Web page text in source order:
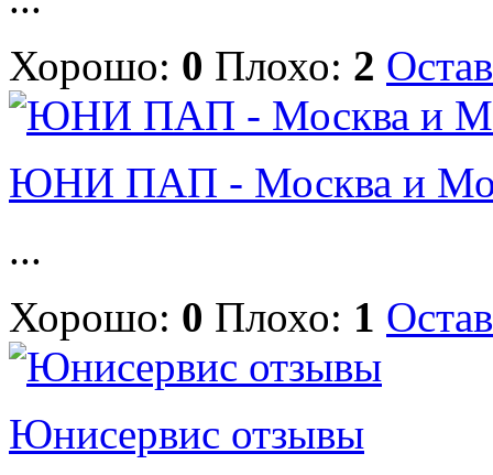
Хорошо: 0 Плохо: 2
ЮНИ ПАП - Москва и
...
Хорошо: 0 Плохо: 1
Юнисервис отзывы